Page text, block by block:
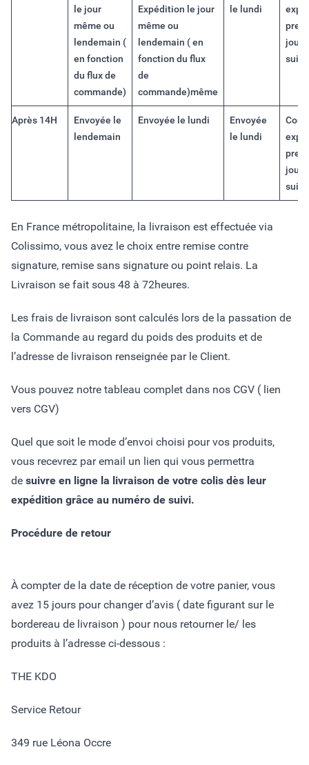
le jour
même ou
lendemain (
en fonction
du flux de
commande)
Expédition le jour
même ou
lendemain ( en
fonction du flux
de
commande)même
le lundi
jour
Après 14H
Envoyée le
lendemain
Envoyée le lundi
Envoyée
le lundi
jour
En France métropolitaine, la livraison est effectuée via
Colissimo, vous avez le choix entre remise contre
signature, remise sans signature ou point relais. La
Livraison se fait sous 48 à 72heures.
Les frais de livraison sont calculés lors de la passation de
la Commande au regard du poids des produits et de
l’adresse de livraison renseignée par le Client.
Vous pouvez notre tableau complet dans nos CGV ( lien
vers CGV)
Quel que soit le mode d’envoi choisi pour vos produits,
vous recevrez par email un lien qui vous permettra
de suivre en ligne la livraison de votre colis dès leur
expédition grâce au numéro de suivi.
Procédure de retour
À compter de la date de réception de votre panier, vous
avez 15 jours pour changer d’avis ( date figurant sur le
bordereau de livraison ) pour nous retourner le/ les
produits à l’adresse ci-dessous :
THE KDO
Service Retour
349 rue Léona Occre